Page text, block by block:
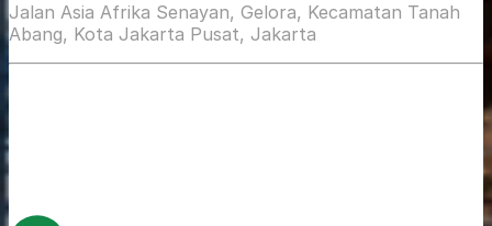
Jalan Asia Afrika Senayan, Gelora, Kecamatan Tanah
Abang, Kota Jakarta Pusat, Jakarta